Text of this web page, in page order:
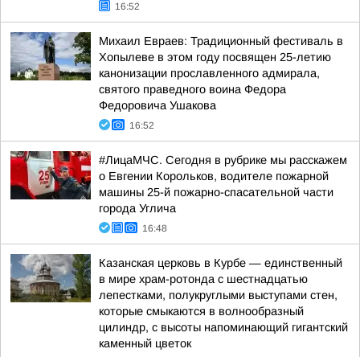
16:52
Михаил Евраев: Традиционный фестиваль в
Хопылеве в этом году посвящен 25-летию
канонизации прославленного адмирала,
святого праведного воина Федора
Федоровича Ушакова
16:52
#ЛицаМЧС. Сегодня в рубрике мы расскажем
о Евгении Корольков, водителе пожарной
машины 25-й пожарно-спасательной части
города Углича
16:48
Казанская церковь в Курбе — единственный
в мире храм-ротонда с шестнадцатью
лепестками, полукруглыми выступами стен,
которые смыкаются в волнообразный
цилиндр, с высоты напоминающий гигантский
каменный цветок